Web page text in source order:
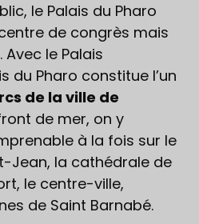
le Palais du Pharo
de congrès mais
Avec le Palais
du Pharo constitue l’un
de la ville de
de mer, on y
à la fois sur le
Jean, la cathédrale de
le centre-ville,
de Saint Barnabé.